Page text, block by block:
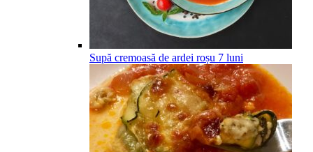
Supă cremoasă de ardei roșu 7 luni